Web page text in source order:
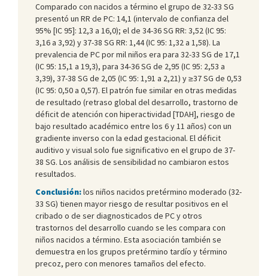
Comparado con nacidos a término el grupo de 32-33 SG
presentó un RR de PC: 14,1 (intervalo de confianza del
95% [IC 95]: 12,3 a 16,0); el de 34-36 SG RR: 3,52 (IC 95:
3,16 a 3,92) y 37-38 SG RR: 1,44 (IC 95: 1,32 a 1,58). La
prevalencia de PC por mil niños era para 32-33 SG de 17,1
(IC 95: 15,1 a 19,3), para 34-36 SG de 2,95 (IC 95: 2,53 a
3,39), 37-38 SG de 2,05 (IC 95: 1,91 a 2,21) y ≥37 SG de 0,53
(IC 95: 0,50 a 0,57). El patrón fue similar en otras medidas
de resultado (retraso global del desarrollo, trastorno de
déficit de atención con hiperactividad [TDAH], riesgo de
bajo resultado académico entre los 6 y 11 años) con un
gradiente inverso con la edad gestacional. El déficit
auditivo y visual solo fue significativo en el grupo de 37-
38 SG. Los análisis de sensibilidad no cambiaron estos
resultados.
Conclusión:los niños nacidos pretérmino moderado (32-
33 SG) tienen mayor riesgo de resultar positivos en el
cribado o de ser diagnosticados de PC y otros
trastornos del desarrollo cuando se les compara con
niños nacidos a término. Esta asociación también se
demuestra en los grupos pretérmino tardío y término
precoz, pero con menores tamaños del efecto.